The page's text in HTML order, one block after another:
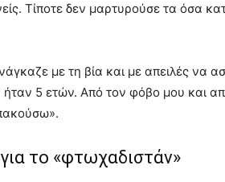
Τίποτε δεν μαρτυρούσε τα όσα
με τη βία και με απειλές να
ήταν 5 ετών. Από τον φόβο μου και
το «φτωχαδιστάν»